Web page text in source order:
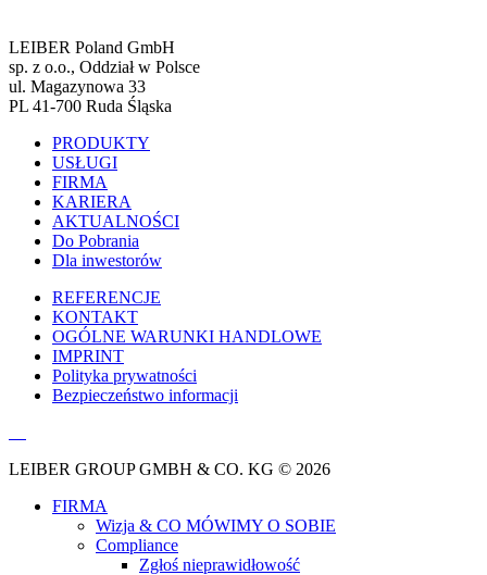
LEIBER Poland GmbH
sp. z o.o., Oddział w Polsce
ul. Magazynowa 33
PL 41-700 Ruda Śląska
PRODUKTY
USŁUGI
FIRMA
KARIERA
AKTUALNOŚCI
Do Pobrania
Dla inwestorów
REFERENCJE
KONTAKT
OGÓLNE WARUNKI HANDLOWE
IMPRINT
Polityka prywatności
Bezpieczeństwo informacji
LEIBER GROUP GMBH & CO. KG © 2026
FIRMA
Wizja & CO MÓWIMY O SOBIE
Compliance
Zgłoś nieprawidłowość